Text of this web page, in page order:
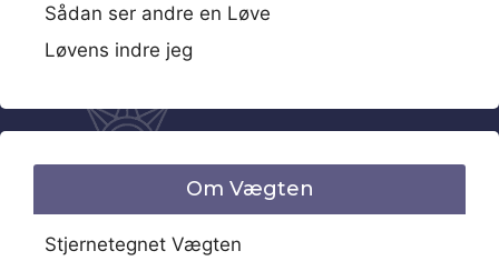
Sådan ser andre en Løve
Løvens indre jeg
Om Vægten
Stjernetegnet Vægten